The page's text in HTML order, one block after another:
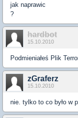
jak naprawic
?
hardbot
15.10.2010
Podmieniałeś Plik
zGraferz
15.10.2010
nie. tylko to co było w